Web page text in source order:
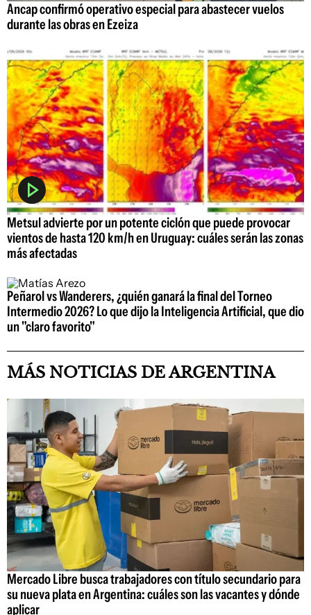
Ancap confirmó operativo especial para abastecer vuelos
durante las obras en Ezeiza
Metsul advierte por un potente ciclón que puede provocar
vientos de hasta 120 km/h en Uruguay: cuáles serán las zonas
más afectadas
Peñarol vs Wanderers, ¿quién ganará la final del Torneo
Intermedio 2026? Lo que dijo la Inteligencia Artificial, que dio
un "claro favorito"
MÁS NOTICIAS DE ARGENTINA
Mercado Libre busca trabajadores con título secundario para
su nueva plata en Argentina: cuáles son las vacantes y dónde
aplicar